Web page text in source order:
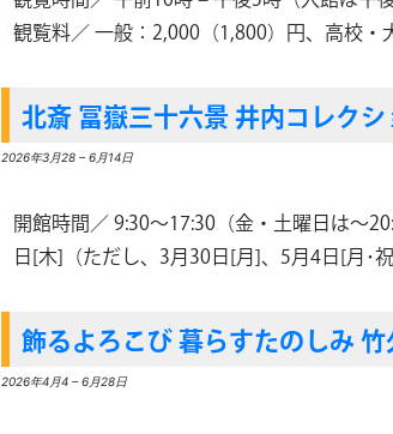
観覧料／ 一般：2,000（1,800）円、高校
北斎 冨嶽三十六景 井内コレクシ
2026年3月28–6月14日
開館時間／ 9:30～17:30（金・土曜日は～
日[木]（ただし、3月30日[月]、5月4日[月･
飾るよろこび 暮らすたのしみ
2026年4月4–6月28日